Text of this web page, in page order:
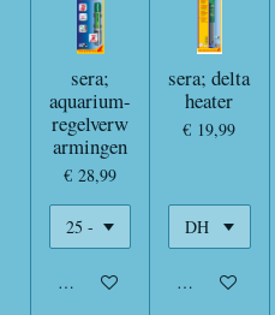
sera;
aquarium-
regelverw
armingen
€ 28,99
In winkelwagen
sera; delta
heater
€ 19,99
In winkelwagen